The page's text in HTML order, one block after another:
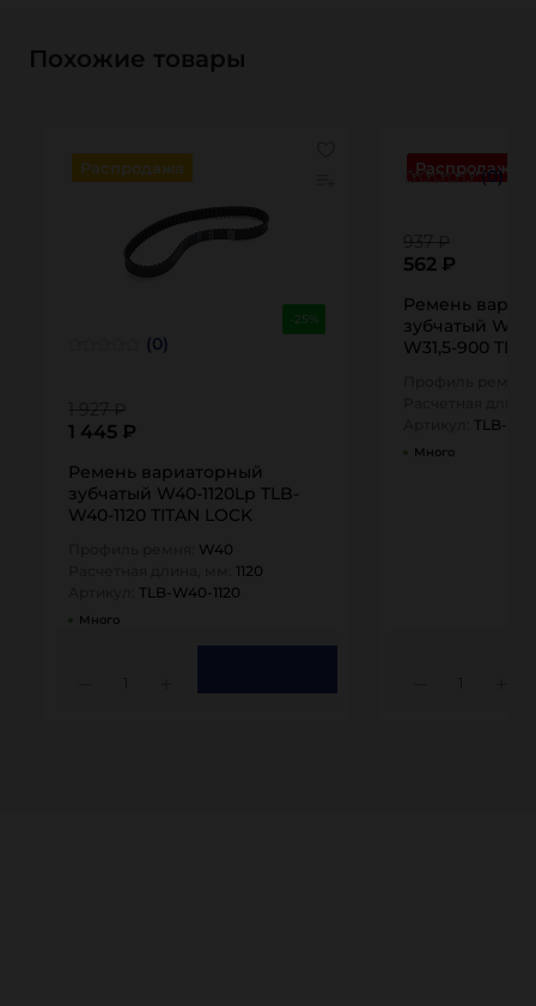
Похожие товары
-25%
Распродажа
(0)
1 927 ₽
1 445 ₽
Ремень вариаторный
зубчатый W40-1120Lp TLB-
W40-1120 TITAN LOCK
W40
1120
TLB-W40-1120
Много
Распродажа
(0)
937 ₽
562 ₽
Ремень
зубчатый
W31,5-900
TLB-
Много